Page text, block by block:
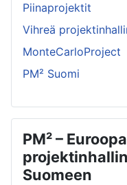
Piinaprojektit
Vihreä
MonteCarloProject
PM² Suomi
PM² –
Suomeen